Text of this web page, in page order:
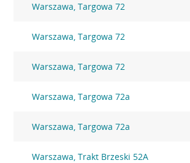
Warszawa, Targowa 72
Warszawa, Targowa 72
Warszawa, Targowa 72
Warszawa, Targowa 72a
Warszawa, Targowa 72a
Warszawa, Trakt Brzeski 52A